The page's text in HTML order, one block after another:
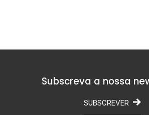
Subscreva a nossa
SUBSCREVER